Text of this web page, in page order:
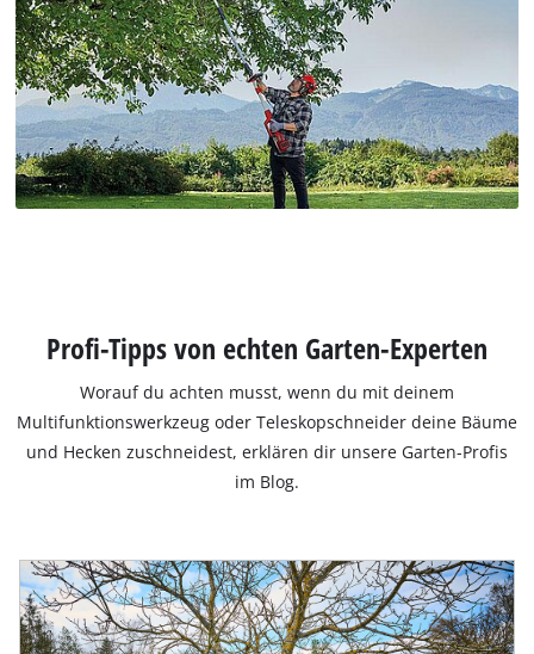
Profi-Tipps von echten Garten-Experten
Worauf du achten musst, wenn du mit deinem
Multifunktionswerkzeug oder Teleskopschneider deine Bäume
und Hecken zuschneidest, erklären dir unsere Garten-Profis
im Blog.